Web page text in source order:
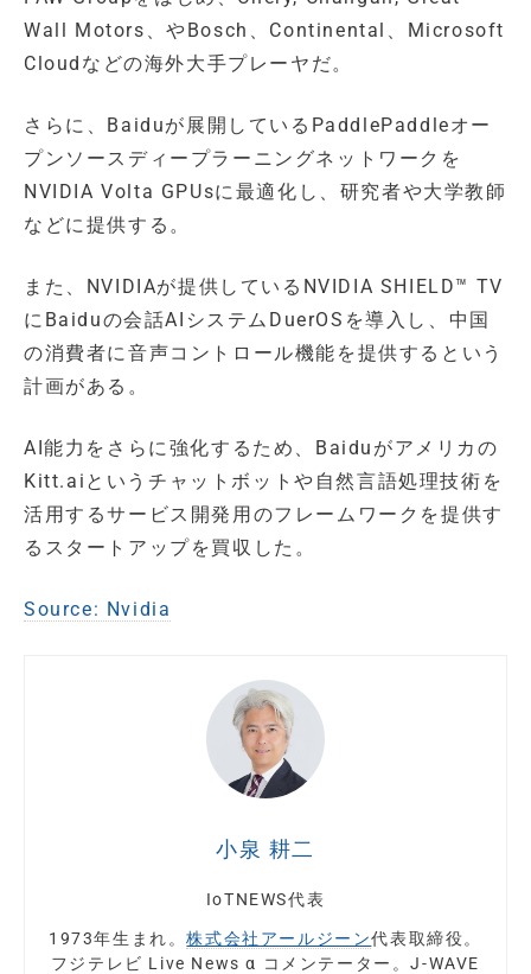
Wall Motors、やBosch、Continental、Microsoft
Cloudなどの海外大手プレーヤだ。
さらに、Baiduが展開しているPaddlePaddleオー
プンソースディープラーニングネットワークを
NVIDIA Volta GPUsに最適化し、研究者や大学教師
などに提供する。
また、NVIDIAが提供しているNVIDIA SHIELD™ TV
にBaiduの会話AIシステムDuerOSを導入し、中国
の消費者に音声コントロール機能を提供するという
計画がある。
AI能力をさらに強化するため、Baiduがアメリカの
Kitt.aiというチャットボットや自然言語処理技術を
活用するサービス開発用のフレームワークを提供す
るスタートアップを買収した。
Source: Nvidia
小泉 耕二
IoTNEWS代表
1973年生まれ。株式会社アールジーン代表取締役。
フジテレビ Live News α コメンテーター。J-WAVE